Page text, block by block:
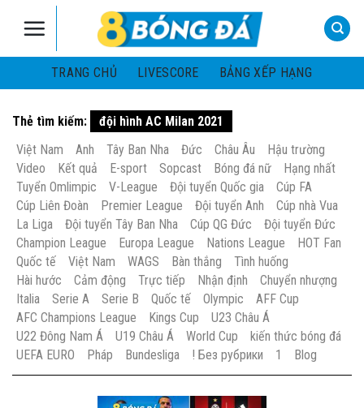
TRANG CHỦ
LIVESCORE BẢNG XẾP HẠNG
Thẻ tìm kiếm:
đội hình AC Milan 2021
Việt Nam
Anh Tây Ban Nha Đức Châu Âu
Hậu trường
Video
Kết quả E-sport Sopcast Bóng đá nữ
Hạng nhất
Tuyển Omlimpic
V-League Đội tuyển Quốc gia
Cúp FA
Cúp Liên Đoàn
Premier League Đội tuyển Anh
Cúp nhà Vua
La Liga
Đội tuyển Tây Ban Nha Cúp QG Đức
Đội tuyển Đức
Champion League
Europa League Nations League
HOT Fan
Quốc tế
Việt Nam WAGS Bàn thắng
Tình huống
Hài hước
Cảm động Trực tiếp Nhận định
Chuyển nhượng
Italia
Serie A Serie B Quốc tế Olympic
AFF Cup
AFC Champions League
Kings Cup
U23 Châu Á
U22 Đông Nam Á
U19 Châu Á World Cup
kiến thức bóng đá
UEFA EURO
Pháp Bundesliga ! Без рубрики 1 Blog